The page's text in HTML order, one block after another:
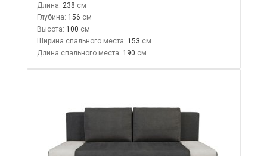
Длина: 238
Глубина: 156
Высота: 100
Ширина спального места: 153
Длина спального места: 190